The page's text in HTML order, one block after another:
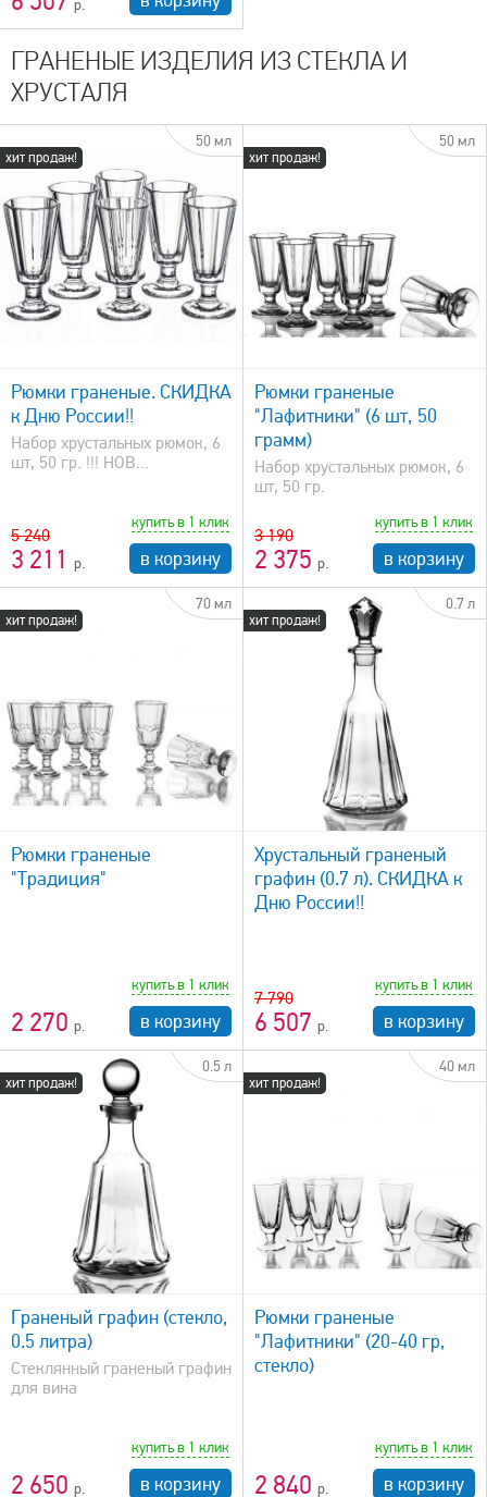
ГРАНЕНЫЕ ИЗДЕЛИЯ ИЗ СТЕКЛА И
ХРУСТАЛЯ
хит продаж!
50 мл
Рюмки граненые. СКИДКА
к Дню России!!
Набор хрустальных рюмок, 6
шт, 50 гр. !!! НОВ...
5 240
3 211
купить в 1 клик
в корзину
хит продаж!
50 мл
Рюмки граненые
"Лафитники" (6 шт, 50
грамм)
Набор хрустальных рюмок, 6
шт, 50 гр.
3 190
2 375
купить в 1 клик
в корзину
хит продаж!
70 мл
Рюмки граненые
"Традиция"
2 270
купить в 1 клик
в корзину
хит продаж!
0.7 л
Хрустальный граненый
графин (0.7 л). СКИДКА к
Дню России!!
7 790
6 507
купить в 1 клик
в корзину
хит продаж!
0.5 л
Граненый графин (стекло,
0.5 литра)
Стеклянный граненый графин
для вина
2 650
купить в 1 клик
в корзину
хит продаж!
40 мл
быстрый просмотр
Рюмки граненые
"Лафитники" (20-40 гр,
стекло)
2 840
купить в 1 клик
в корзину